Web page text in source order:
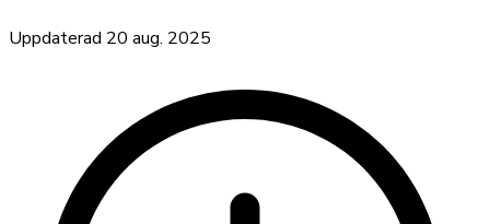
Uppdaterad 20 aug. 2025